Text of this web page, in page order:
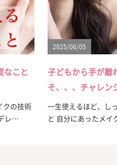
なこと
クの技術
レ…
2025/06/05
子どもから手が離
そ、、、チャレン
一生使えるほど、し
と 自分にあったメ